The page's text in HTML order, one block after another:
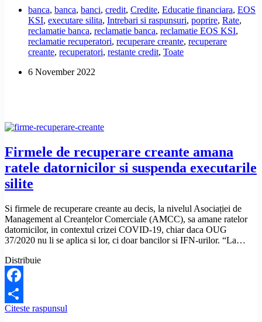
plata
ratelor
la
credit,
daca
fost
banca, banca, banci, credit, Credite, Educatie financiara, EOS
KSI, executare silita, Intrebari si raspunsuri, poprire, Rate,
reclamatie banca, reclamatie banca, reclamatie EOS KSI,
reclamatie recuperatori, recuperare creante, recuperare
creante, recuperatori, restante credit, Toate
6 November 2022
Firmele de recuperare creante amana
ratele datornicilor si suspenda executarile
silite
Si firmele de recuperare creante au decis, la nivelul Asociației de
Management al Creanțelor Comerciale (AMCC), sa amane ratelor
datornicilor, in contextul crizei COVID-19, chiar daca OUG
37/2020 nu li se aplica si lor, ci doar bancilor si IFN-urilor. “La…
Distribuie
Facebook
Share
Citeste raspunsul